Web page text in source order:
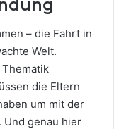
– die Fahrt in
Welt.
die Eltern
um mit der
Und genau hier